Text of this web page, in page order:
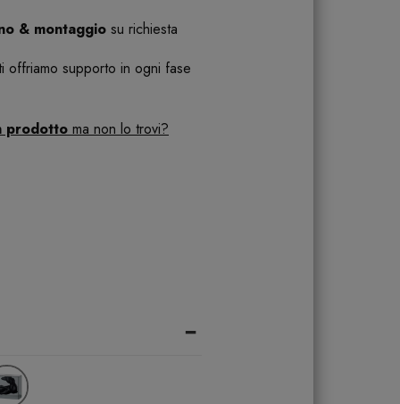
& montaggio su richiesta
offriamo supporto in ogni fase
prodotto ma non lo trovi?
-